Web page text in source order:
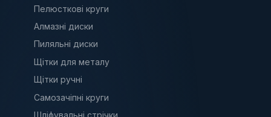
Пелюсткові круги
Алмазні диски
Пиляльні диски
Щітки для металу
Щітки ручні
Самозачіпні круги
Шліфувальні стрічки